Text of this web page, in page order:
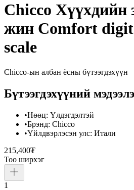
Chicco Хүүхдийн
жин Comfort
scale
Chicco-ын албан ёсны бүтээгдэхүүн
Бүтээгдэхүүний
•Нөөц: Үлдэгдэлтэй
•Брэнд: Chicco
•Үйлдвэрлэсэн улс: Итали
215,400₮
Тоо ширхэг
1